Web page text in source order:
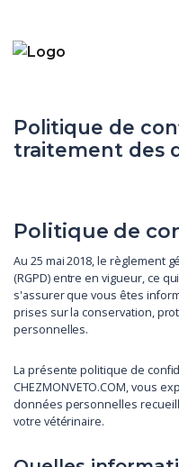
Politique de
traitement des
Politique de
Au 25 mai 2018, le règlement
(RGPD) entre en vigueur, ce
s'assurer que vous êtes
prises sur la conservation,
personnelles.
La présente politique de
CHEZMONVETO.COM, vous
données personnelles
votre vétérinaire.